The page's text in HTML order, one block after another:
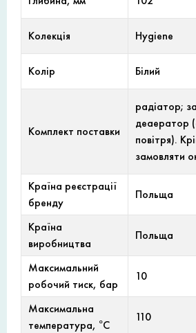
Колекція Hуgiene
Колір Білий
Комплект поставки
радіатор;
деаератор
повітря).
замовляти
Країна реєстрації
бренду
Польща
Країна
виробництва
Польща
Максимальний
робочий тиск, бар
10
Максимальна
температура, °С
110